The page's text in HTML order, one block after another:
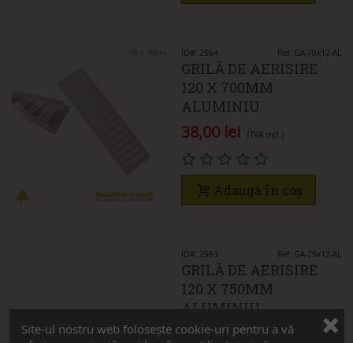
ID#: 2564 Ref: GA-70x12-AL
GRILĂ DE AERISIRE
120 X 700MM
ALUMINIU
38,00 lei (TVA incl.)
Adaugă în coș
ID#: 2563 Ref: GA-75x12-AL
GRILĂ DE AERISIRE
120 X 750MM
ALUMINIU
42,00 lei (TVA incl.)
Site-ul nostru web folosește cookie-uri pentru a vă